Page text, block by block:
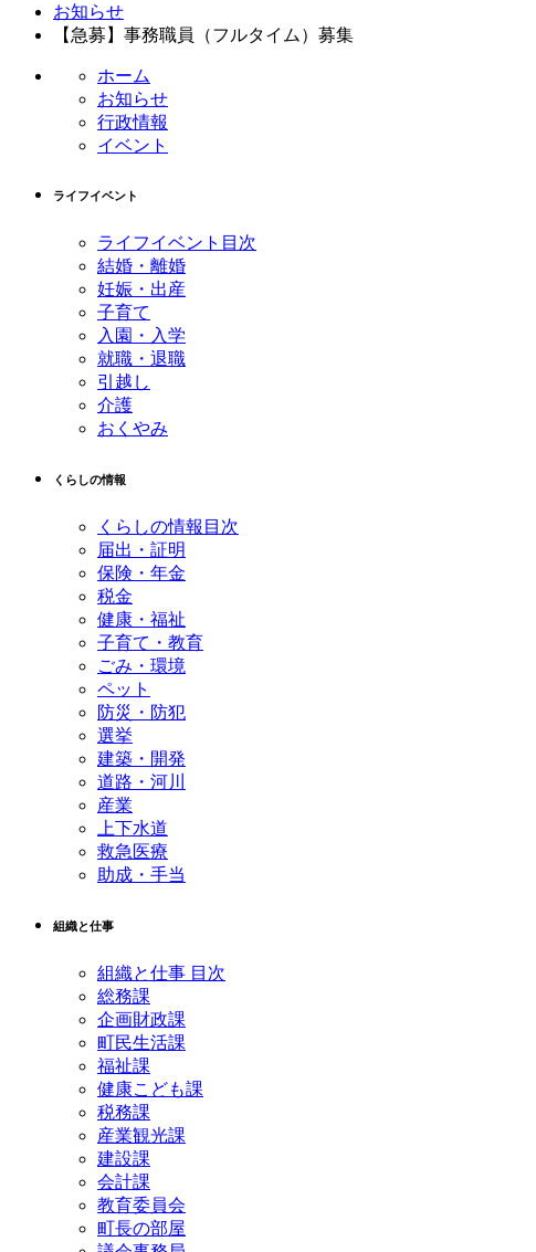
お知らせ
【急募】事務職員（フルタイム）募集
ホーム
お知らせ
行政情報
イベント
ライフイベント
ライフイベント目次
結婚・離婚
妊娠・出産
子育て
入園・入学
就職・退職
引越し
介護
おくやみ
くらしの情報
くらしの情報目次
届出・証明
保険・年金
税金
健康・福祉
子育て・教育
ごみ・環境
ペット
防災・防犯
選挙
建築・開発
道路・河川
産業
上下水道
救急医療
助成・手当
組織と仕事
組織と仕事 目次
総務課
企画財政課
町民生活課
福祉課
健康こども課
税務課
産業観光課
建設課
会計課
教育委員会
町長の部屋